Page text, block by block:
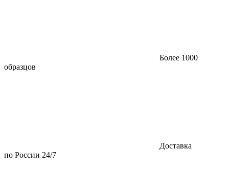
Более 1000
образцов
Доставка
по России 24/7